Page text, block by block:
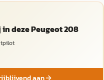
deze Peugeot 208